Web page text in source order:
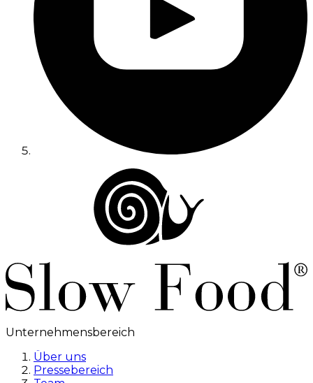
Unternehmensbereich
Über uns
Pressebereich